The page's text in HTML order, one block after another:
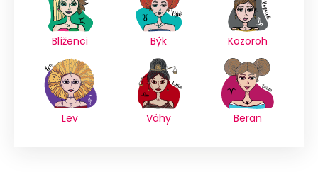
Blíženci Býk Kozoroh
Lev Váhy Beran